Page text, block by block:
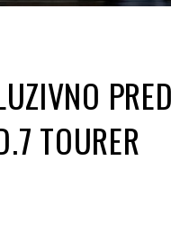
TOURER